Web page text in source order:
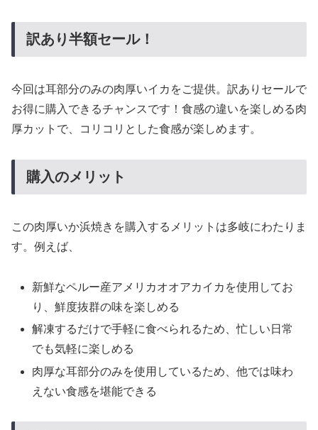
訳あり半額セール！
今回は耳部分のみの肉厚いイカをご提供。訳ありセールで
お得に購入できるチャンスです！食感の違いを楽しめる肉
厚カットで、コリコリとした食感が楽しめます。
購入のメリット
この肉厚いか浜焼きを購入するメリットは多岐にわたりま
す。例えば、
新鮮なペルー産アメリカオオアカイカを使用してお
り、鮮度抜群の味を楽しめる
解凍するだけで手軽に食べられるため、忙しい日常
でも気軽に楽しめる
肉厚な耳部分のみを使用しているため、他では味わ
えない食感を堪能できる